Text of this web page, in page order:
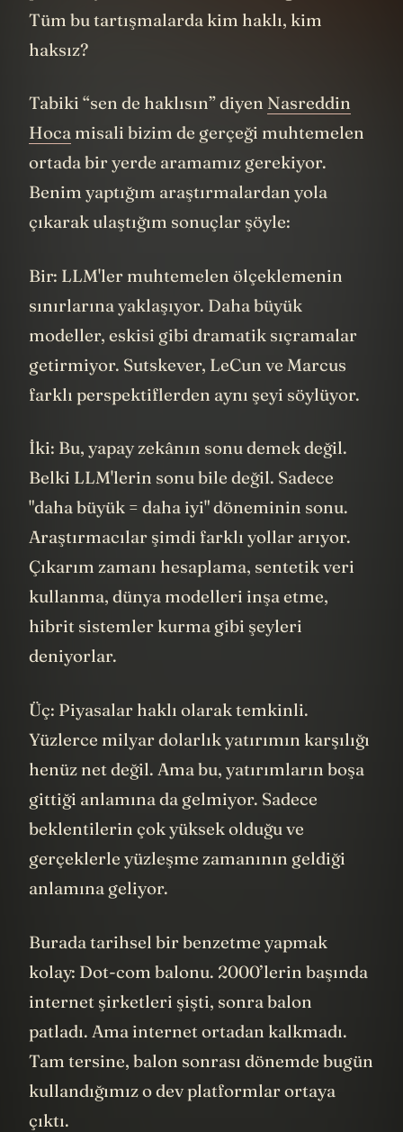
Tüm bu tartışmalarda kim haklı, kim
haksız?
Tabiki “sen de haklısın” diyen Nasreddin
Hoca misali bizim de gerçeği muhtemelen
ortada bir yerde aramamız gerekiyor.
Benim yaptığım araştırmalardan yola
çıkarak ulaştığım sonuçlar şöyle:
Bir: LLM'ler muhtemelen ölçeklemenin
sınırlarına yaklaşıyor. Daha büyük
modeller, eskisi gibi dramatik sıçramalar
getirmiyor. Sutskever, LeCun ve Marcus
farklı perspektiflerden aynı şeyi söylüyor.
İki: Bu, yapay zekânın sonu demek değil.
Belki LLM'lerin sonu bile değil. Sadece
"daha büyük = daha iyi" döneminin sonu.
Araştırmacılar şimdi farklı yollar arıyor.
Çıkarım zamanı hesaplama, sentetik veri
kullanma, dünya modelleri inşa etme,
hibrit sistemler kurma gibi şeyleri
deniyorlar.
Üç: Piyasalar haklı olarak temkinli.
Yüzlerce milyar dolarlık yatırımın karşılığı
henüz net değil. Ama bu, yatırımların boşa
gittiği anlamına da gelmiyor. Sadece
beklentilerin çok yüksek olduğu ve
gerçeklerle yüzleşme zamanının geldiği
anlamına geliyor.
Burada tarihsel bir benzetme yapmak
kolay: Dot-com balonu. 2000’lerin başında
internet şirketleri şişti, sonra balon
patladı. Ama internet ortadan kalkmadı.
Tam tersine, balon sonrası dönemde bugün
kullandığımız o dev platformlar ortaya
çıktı.